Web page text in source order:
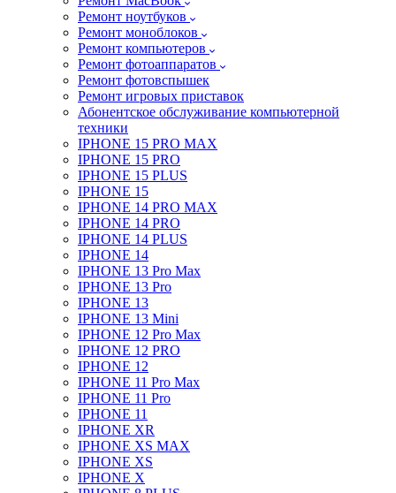
Ремонт ноутбуков
Ремонт моноблоков
Ремонт компьютеров
Ремонт фотоаппаратов
Ремонт фотовспышек
Ремонт игровых приставок
Абонентское обслуживание компьютерной
техники
IPHONE 15 PRO MAX
IPHONE 15 PRO
IPHONE 15 PLUS
IPHONE 15
IPHONE 14 PRO MAX
IPHONE 14 PRO
IPHONE 14 PLUS
IPHONE 14
IPHONE 13 Pro Max
IPHONE 13 Pro
IPHONE 13
IPHONE 13 Mini
IPHONE 12 Pro Max
IPHONE 12 PRO
IPHONE 12
IPHONE 11 Pro Max
IPHONE 11 Pro
IPHONE 11
IPHONE XR
IPHONE XS MAX
IPHONE XS
IPHONE X